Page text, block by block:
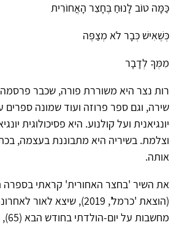
כַּמָּה טוֹב לָנוּחַ בֶּחָצֵר הָאֲחוֹרִית
כְּשֶׁאִישׁ כְּבָר לֹא מְצַפֶּה
מִמְּךָ לְדָבָר
רות נצר היא משוררת פורה, שכבר
שירה, וגם ספר פרוזה ועוד שמונה ספרים
יונגיאנית ועל קולנוע. היא פסיכולוגית
וצלמת. בשיריה היא מתבוננת בעצמה,
אותה.
את השיר 'בחצר האחורית' קראתי
(הוצאת 'כרמל', 2019), שיצא